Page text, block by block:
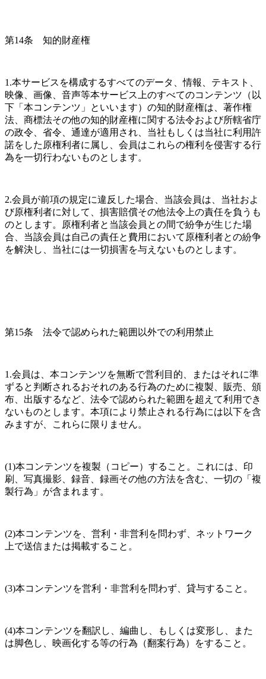
第14条　知的財産権
1.本サービスを構成するすべてのデータ、情報、テキスト、
映像、画像、音声等本サービス上のすべてのコンテンツ（以
下「本コンテンツ」といいます）の知的財産権は、著作権
法、商標法その他の知的財産権に関する法令および所轄省庁
の政令、省令、通達が適用され、当社もしくは当社に利用許
諾をした原権利者に属し、会員はこれらの権利を侵害する行
為を一切行わないものとします。
2.会員が前項の規定に違反した場合、当該会員は、当社およ
び原権利者に対して、損害賠償その他法令上の責任を負うも
のとします。原権利者と当該会員との間で紛争が生じた場
合、当該会員は自己の責任と費用において原権利者との紛争
を解決し、当社には一切損害を与えないものとします。
第15条　法令で認められた範囲以外での利用禁止
1.会員は、本コンテンツを無断で営利目的、またはそれに準
ずると判断されるおそれのある行為のために複製、販売、頒
布、出版するなど、法令で認められた範囲を超えて利用でき
ないものとします。本項により禁止される行為には以下を含
みますが、これらに限りません。
(1)本コンテンツを複製（コピー）すること。これには、印
刷、写真撮影、録音、録画その他の方法を含む、一切の「複
製行為」が含まれます。
(2)本コンテンツを、営利・非営利を問わず、ネットワーク
上で送信または掲載すること。
(3)本コンテンツを営利・非営利を問わず、貸与すること。
(4)本コンテンツを翻訳し、編曲し、もしくは変形し、また
は脚色し、映画化する等の行為（翻案行為）をすること。